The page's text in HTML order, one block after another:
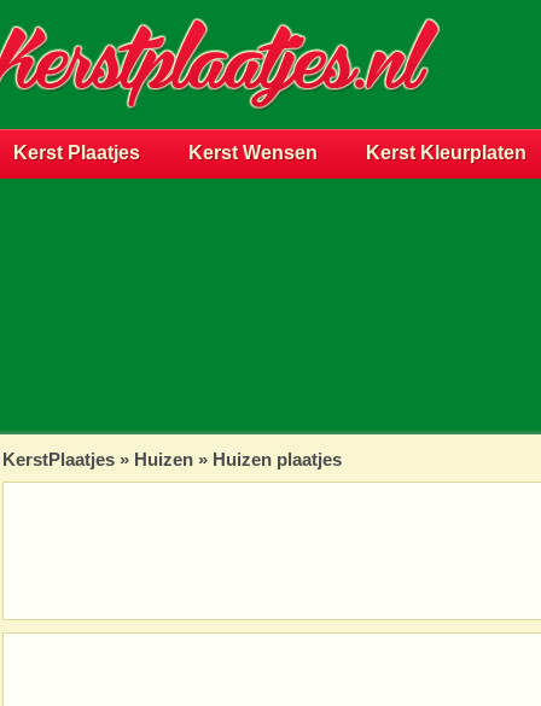
Kerst Plaatjes Kerst Wensen Kerst Kleurplaten
KerstPlaatjes » Huizen » Huizen plaatjes